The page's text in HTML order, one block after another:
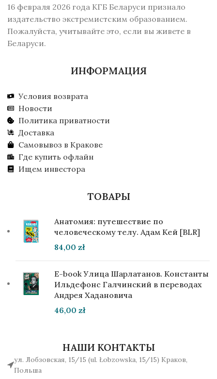
16 февраля 2026 года КГБ Беларуси признало
издательство экстремистским образованием.
Пожалуйста, учитывайте это, если вы живете в
Беларуси.
ИНФОРМАЦИЯ
Условия возврата
Новости
Политика приватности
Доставка
Самовывоз в Кракове
Где купить офлайн
Ищем инвестора
ТОВАРЫ
Анатомия: путешествие по
человеческому телу. Адам Кей [BLR]
84,00 zł
E-book Улица Шарлатанов. Константы
Ильдефонс Галчинский в переводах
Андрея Хадановича
46,00 zł
НАШИ КОНТАКТЫ
ул. Лобзовская, 15/15 (ul. Łobzowska, 15/15) Краков,
Польша